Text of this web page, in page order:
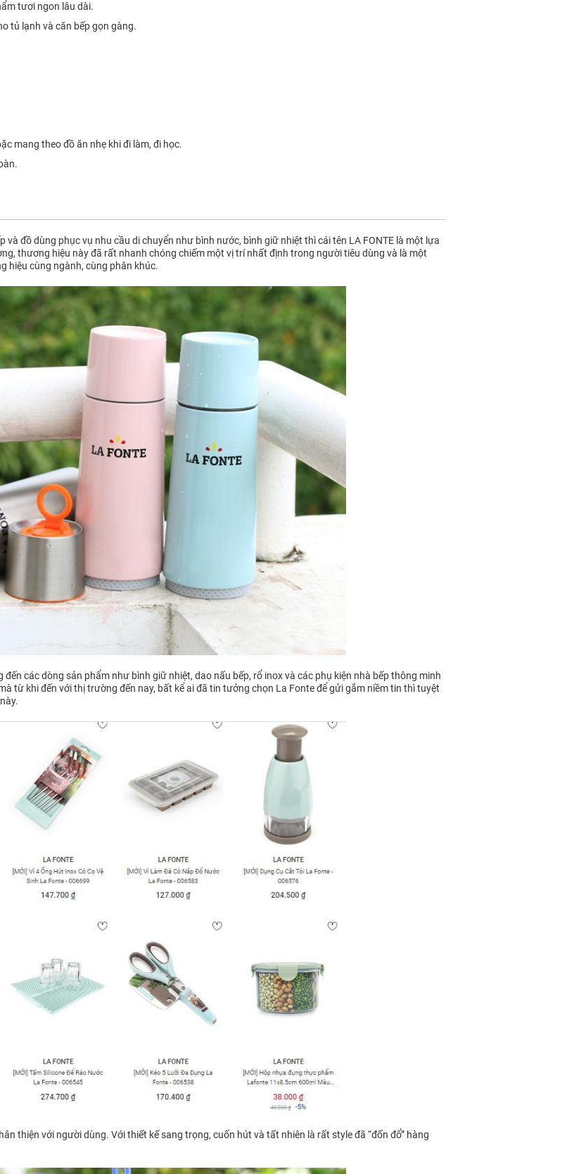
tươi ngon lâu dài.
tủ lạnh và căn bếp gọn gàng.
mang theo đồ ăn nhẹ khi đi làm, đi học.
và đồ dùng phục vụ nhu cầu di chuyển như bình nước, bình giữ nhiệt thì cái tên LA FONTE là một lựa
thương hiệu này đã rất nhanh chóng chiếm một vị trí nhất định trong người tiêu dùng và là một
hiệu cùng ngành, cùng phân khúc.
các dòng sản phẩm như bình giữ nhiệt, dao nấu bếp, rổ inox và các phụ kiện nhà bếp thông minh
từ khi đến với thị trường đến nay, bất kể ai đã tin tưởng chọn La Fonte để gửi gắm niềm tin thì tuyệt
thiện với người dùng. Với thiết kế sang trọng, cuốn hút và tất nhiên là rất style đã “đốn đổ” hàng